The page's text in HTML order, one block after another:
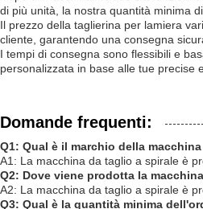
di più unità, la nostra quantità minima
Il prezzo della taglierina per lamiera
cliente, garantendo una consegna
I tempi di consegna sono flessibili e
personalizzata in base alle tue precise
Domande frequenti:
Q1: Qual è il marchio della
A1: La macchina da taglio a spirale è
Q2: Dove viene prodotta la
A2: La macchina da taglio a spirale è
Q3: Qual è la quantità minima